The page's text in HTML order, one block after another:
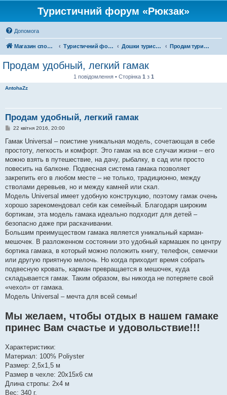
Туристичний форум «Рюкзак»
Допомога
Магазин спорядження Туристичний форум «Рюкзак» Дошки туристичних оголошень Продам туристичне спорядження
Продам удобный, легкий гамак
1 повідомлення • Сторінка 1 з 1
AntohaZz
Продам удобный, легкий гамак
П
в
д
о
л
е
н
я
22 квітня 2016, 20:00
Гамак Universal – поистине уникальная модель, сочетающая в себе
простоту, легкость и комфорт. Это гамак на все случаи жизни – его
можно взять в путешествие, на дачу, рыбалку, в сад или просто
повесить на балконе. Подвесная система гамака позволяет
закрепить его в любом месте – не только, традиционно, между
стволами деревьев, но и между камней или скал.
Модель Universal имеет удобную конструкцию, поэтому гамак очень
хорошо зарекомендовал себя как семейный. Благодаря широким
бортикам, эта модель гамака идеально подходит для детей –
безопасно даже при раскачивании.
Большим преимуществом гамака является уникальный карман-
мешочек. В разложенном состоянии это удобный кармашек по центру
бортика гамака, в который можно положить книгу, телефон, семечки
или другую приятную мелочь. Но когда приходит время собрать
подвесную кровать, карман превращается в мешочек, куда
складывается гамак. Таким образом, вы никогда не потеряете свой
«чехол» от гамака.
Модель Universal – мечта для всей семьи!
Мы желаем, чтобы отдых в нашем гамаке
принес Вам счастье и удовольствие!!!
Характеристики:
Материал: 100% Poliyster
Размер: 2,5х1,5 м
Размер в чехле: 20х15х6 см
Длина стропы: 2х4 м
Вес: 340 г.